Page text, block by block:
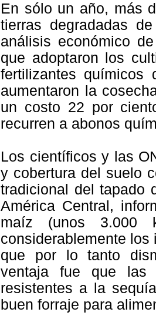
En sólo un año, más
tierras degradadas
análisis económico
que adoptaron los
fertilizantes
aumentaron la
un costo 22 por
recurren a abonos
Los científicos y las
y cobertura del suelo
tradicional del tapado
América Central,
maíz (unos 3.000
considerablemente
que por lo tanto
ventaja fue que las
resistentes a la
buen forraje para